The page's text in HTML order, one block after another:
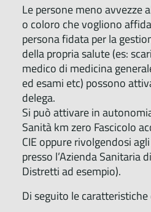
Le persone meno avvezze
o coloro che vogliono
persona fidata per la
della propria salute (es:
medico di medicina
ed esami etc) possono
delega.
Si può attivare in
Sanità km zero Fascicolo
CIE oppure rivolgendosi
presso l’Azienda Sanitaria
Distretti ad esempio).
Di seguito le